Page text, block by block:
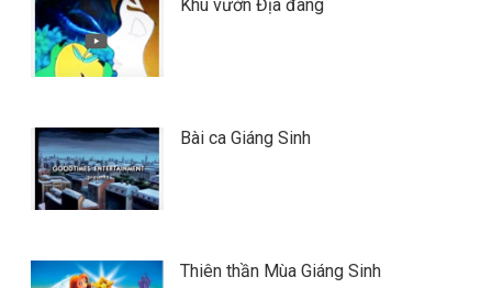
Khu vườn Địa đàng
Bài ca Giáng Sinh
Thiên thần Mùa Giáng Sinh